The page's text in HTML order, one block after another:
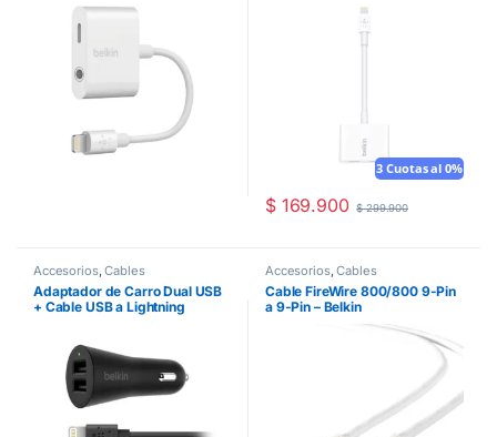
3 Cuotas al 0%
$169.900 $299.900
Accesorios,Cables
Adaptador de Carro Dual USB
+ Cable USB a Lightning
Accesorios,Cables
Cable FireWire 800/800 9-Pin
a 9-Pin – Belkin